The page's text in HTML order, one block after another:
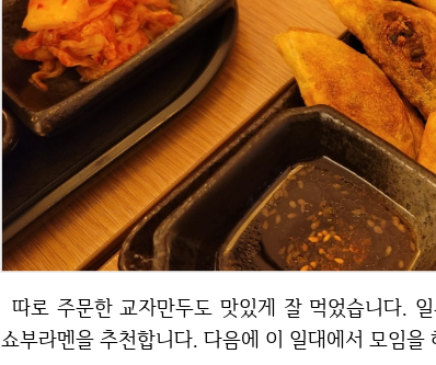
따로 주문한 교자만두도 맛있게 잘 먹었습니다. 일본 라멘이 땡기신다면? 일본 음식을 좋아하신다면
쇼부라멘을 추천합니다. 다음에 이 일대에서 모임을